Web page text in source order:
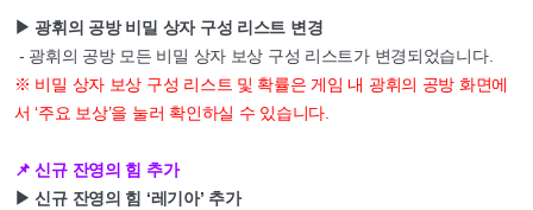
▶ 광휘의 공방 비밀 상자 구성 리스트 변경
- 광휘의 공방 모든 비밀 상자 보상 구성 리스트가 변경되었습니다.
※ 비밀 상자 보상 구성 리스트 및 확률은 게임 내 광휘의 공방 화면에
서 ‘주요 보상’을 눌러 확인하실 수 있습니다.
📌 신규 잔영의 힘 추가
▶ 신규 잔영의 힘 ‘레기아’ 추가